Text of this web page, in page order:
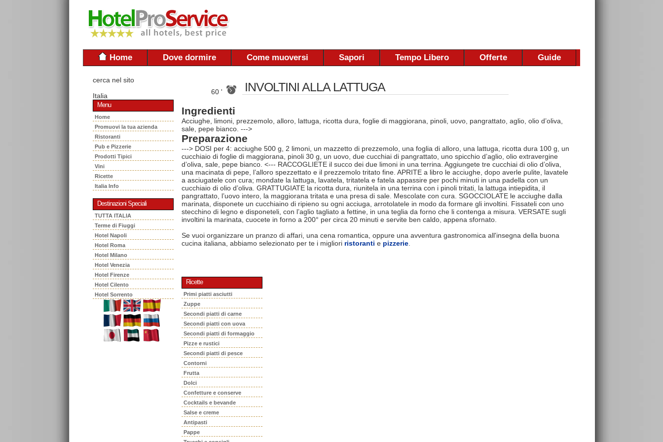
Home Dove dormire Come muoversi Sapori Tempo Libero Offerte Guide
cerca nel sito
Italia
Menu
Home
Promuovi la tua azienda
Ristoranti
Pub e Pizzerie
Prodotti Tipici
Vini
Ricette
Italia Info
Destinazioni Speciali
TUTTA ITALIA
Terme di Fiuggi
Hotel Napoli
Hotel Roma
Hotel Milano
Hotel Venezia
Hotel Firenze
Hotel Cilento
Hotel Sorrento
60 ' INVOLTINI ALLA LATTUGA
Ingredienti
Acciughe, limoni, prezzemolo, alloro, lattuga, ricotta dura, foglie di maggiorana, pinoli, uovo, pangrattato, aglio, olio d’oliva,
sale, pepe bianco. --->
Preparazione
---> DOSI per 4: acciughe 500 g, 2 limoni, un mazzetto di prezzemolo, una foglia di alloro, una lattuga, ricotta dura 100 g, un
cucchiaio di foglie di maggiorana, pinoli 30 g, un uovo, due cucchiai di pangrattato, uno spicchio d’aglio, olio extravergine
d’oliva, sale, pepe bianco. <--- RACCOGLIETE il succo dei due limoni in una terrina. Aggiungete tre cucchiai di olio d’oliva,
una macinata di pepe, l’alloro spezzettato e il prezzemolo tritato fine. APRITE a libro le acciughe, dopo averle pulite, lavatele
a asciugatele con cura; mondate la lattuga, lavatela, tritatela e fatela appassire per pochi minuti in una padella con un
cucchiaio di olio d’oliva. GRATTUGIATE la ricotta dura, riunitela in una terrina con i pinoli tritati, la lattuga intiepidita, il
pangrattato, l’uovo intero, la maggiorana tritata e una presa di sale. Mescolate con cura. SGOCCIOLATE le acciughe dalla
marinata, disponete un cucchiaino di ripieno su ogni acciuga, arrotolatele in modo da formare gli involtini. Fissateli con uno
stecchino di legno e disponeteli, con l’aglio tagliato a fettine, in una teglia da forno che li contenga a misura. VERSATE sugli
involtini la marinata, cuocete in forno a 200° per circa 20 minuti e servite ben caldo, appena sfornato.
Se vuoi organizzare un pranzo di affari, una cena romantica, oppure una avventura gastronomica all'insegna della buona
cucina italiana, abbiamo selezionato per te i migliori ristoranti e pizzerie
Ricette
Primi piatti asciutti
Zuppe
Secondi piatti di carne
Secondi piatti con uova
Secondi piatti di formaggio
Pizze e rustici
Secondi piatti di pesce
Contorni
Frutta
Dolci
Confetture e conserve
Cocktails e bevande
Salse e creme
Antipasti
Pappe